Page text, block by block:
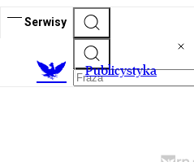
Serwisy
Publicystyka